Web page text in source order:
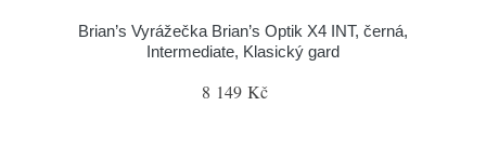
Brian’s Vyrážečka Brian’s Optik X4 INT, černá,
Intermediate, Klasický gard
8 149 Kč